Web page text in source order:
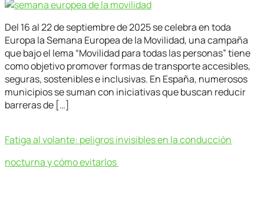
Del 16 al 22 de septiembre de 2025 se celebra en toda
Europa la Semana Europea de la Movilidad, una campaña
que bajo el lema “Movilidad para todas las personas” tiene
como objetivo promover formas de transporte accesibles,
seguras, sostenibles e inclusivas. En España, numerosos
municipios se suman con iniciativas que buscan reducir
barreras de […]
Fatiga al volante: peligros invisibles en la conducción
nocturna y cómo evitarlos